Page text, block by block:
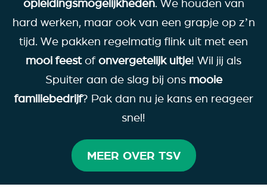
opleidingsmogelijkheden. We houden van
hard werken, maar ook van een grapje op z’n
tijd. We pakken regelmatig flink uit met een
mooi feestofonvergetelijk uitje! Wil jij als
Spuiter aan de slag bij ons mooie
familiebedrijf? Pak dan nu je kans en reageer
snel!
MEER OVER TSV